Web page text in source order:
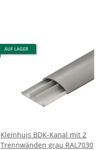
AUF LAGER
Kleinhuis BDK-Kanal mit 2
Trennwänden grau RAL7030